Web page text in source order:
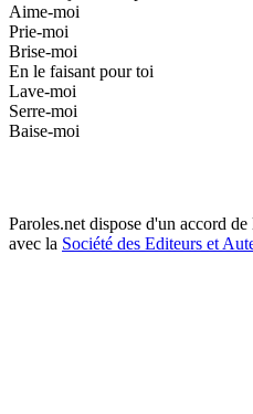
Aime-moi
Prie-moi
Brise-moi
En le faisant pour toi
Lave-moi
Serre-moi
Baise-moi
Paroles.net dispose d'un accord
avec la Société des Editeurs et